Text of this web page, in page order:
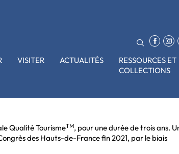
VISITER ACTUALITÉS
RESSOURCES ET
COLLECTIONS
Qualité TourismeTM, pour une durée de trois ans.
des Hauts-de-France fin 2021, par le biais